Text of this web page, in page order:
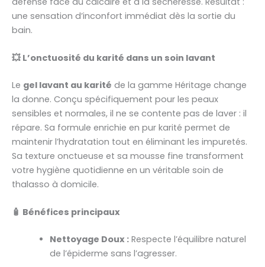
une sensation d’inconfort immédiat dès la sortie du
bain.
💥 L’onctuosité du karité dans un soin lavant
Le gel lavant au karité de la gamme Héritage change
la donne. Conçu spécifiquement pour les peaux
sensibles et normales, il ne se contente pas de laver : il
répare. Sa formule enrichie en pur karité permet de
maintenir l’hydratation tout en éliminant les impuretés.
Sa texture onctueuse et sa mousse fine transforment
votre hygiène quotidienne en un véritable soin de
thalasso à domicile.
🧴 Bénéfices principaux
Nettoyage Doux :Respecte l’équilibre naturel
de l’épiderme sans l’agresser.